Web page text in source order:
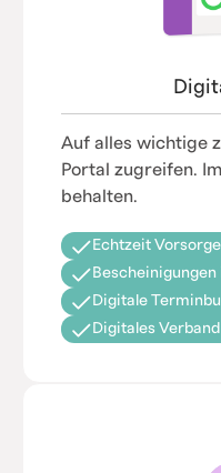
Auf alles wichtige
Portal zugreifen.
behalten.
Echtzeit
Bescheinigungen
Digitale
Digitales